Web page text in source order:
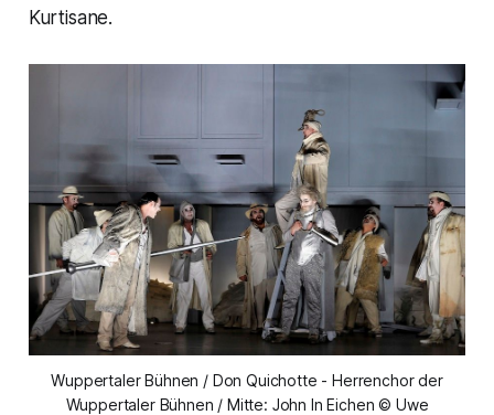
Kurtisane.
Wuppertaler Bühnen / Don Quichotte - Herrenchor der
Wuppertaler Bühnen / Mitte: John In Eichen © Uwe